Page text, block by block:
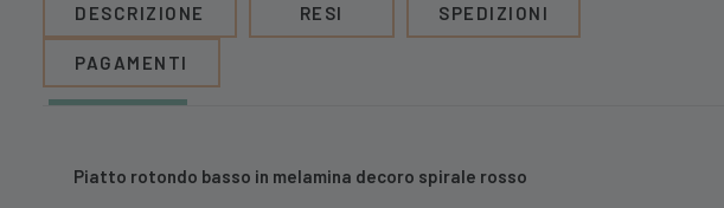
DESCRIZIONE RESI SPEDIZIONI
PAGAMENTI
Piatto rotondo basso in melamina decoro spirale rosso